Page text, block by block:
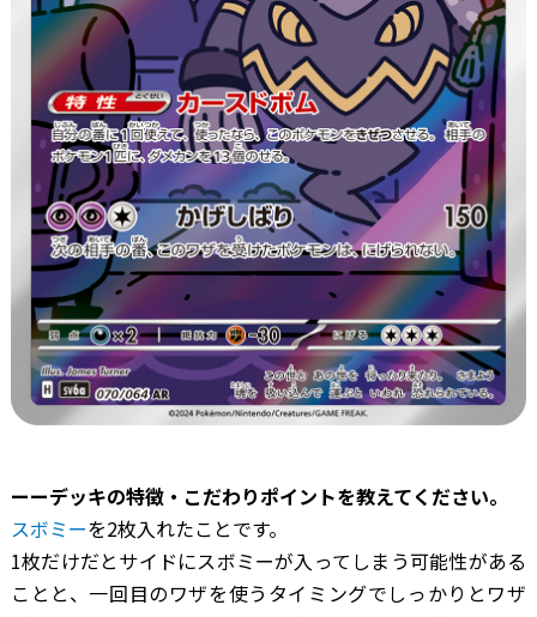
ーーデッキの特徴・こだわりポイントを教えてください。
スボミーを2枚入れたことです。
1枚だけだとサイドにスボミーが入ってしまう可能性がある
ことと、一回目のワザを使うタイミングでしっかりとワザ